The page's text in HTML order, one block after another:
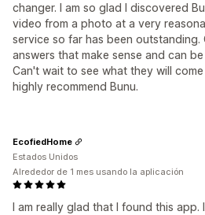
changer. I am so glad I discovered
video from a photo at a very
service so far has been outstanding.
answers that make sense and can
Can't wait to see what they will
highly recommend Bunu.
I am really glad that I found this
EcofiedHome
Estados Unidos
Alrededor de 1 mes usando la aplicación